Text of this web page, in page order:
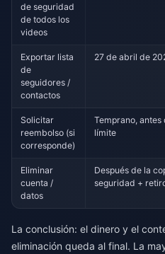
de seguridad
de todos los
videos
Exportar lista
de
seguidores /
contactos
27 de abril de
Solicitar
reembolso (si
corresponde)
Temprano, antes
límite
Eliminar
cuenta /
datos
Después de la
seguridad +
La conclusión: el dinero y el
eliminación queda al final. La